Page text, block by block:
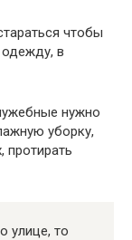
чтобы
в
нужно
уборку,
протирать
улице, то